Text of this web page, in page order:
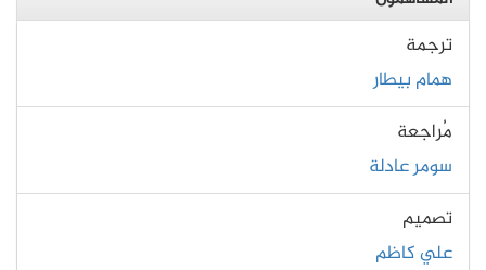
ترجمة
همام بيطار
مُراجعة
سومر عادلة
تصميم
علي كاظم